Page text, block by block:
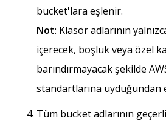
bucket'lara eşlenir.
Not: Klasör adlarının
içerecek, boşluk veya özel
barındırmayacak şekilde
standartlarına uyduğundan
Tüm bucket adlarının